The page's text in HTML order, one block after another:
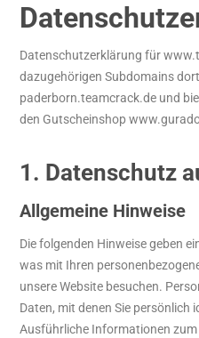
Datenschutzerklärung für
dazugehörigen Subdomains
paderborn.teamcrack.de und
den Gutscheinshop
1. Datenschutz
Allgemeine Hinweise
Die folgenden Hinweise geben
was mit Ihren
unsere Website besuchen.
Daten, mit denen Sie persönlich
Ausführliche Informationen